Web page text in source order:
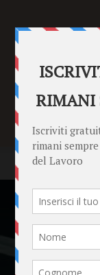
SENTENZE
Home News